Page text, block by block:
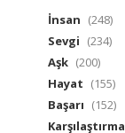
İnsan (248)
Sevgi (234)
Aşk (200)
Hayat (155)
Başarı (152)
Karşılaştırma